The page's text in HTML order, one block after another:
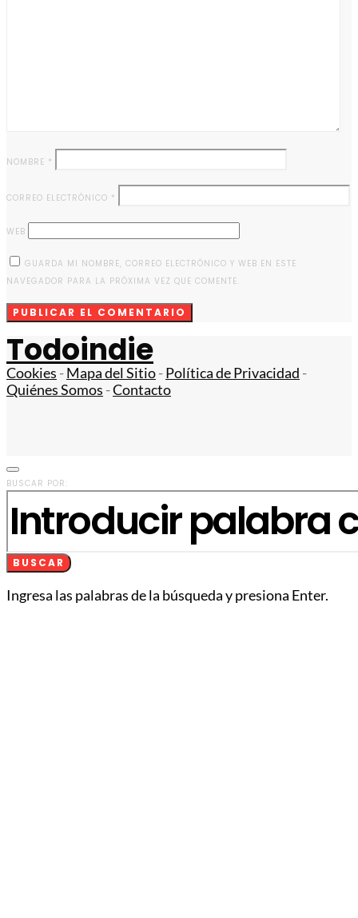
NOMBRE *
CORREO ELECTRÓNICO *
WEB
GUARDA MI NOMBRE, CORREO ELECTRÓNICO Y WEB EN ESTE
NAVEGADOR PARA LA PRÓXIMA VEZ QUE COMENTE.
Todoindie
Cookies -Mapa del Sitio-Política de Privacidad -
Quiénes Somos -Contacto
BUSCAR POR:
BUSCAR
Ingresa las palabras de la búsqueda y presiona Enter.